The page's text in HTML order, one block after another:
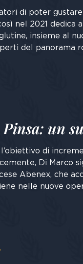
di poter
nel 2021 dedica
insieme al
del panorama
un
di
Di Marco
Abenex, che
nelle nuove